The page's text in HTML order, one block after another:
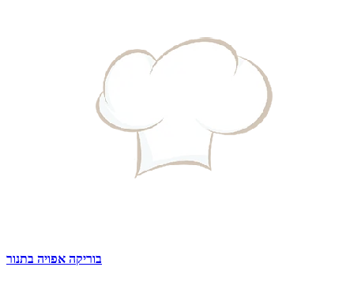
בוריקה אפויה בתנור